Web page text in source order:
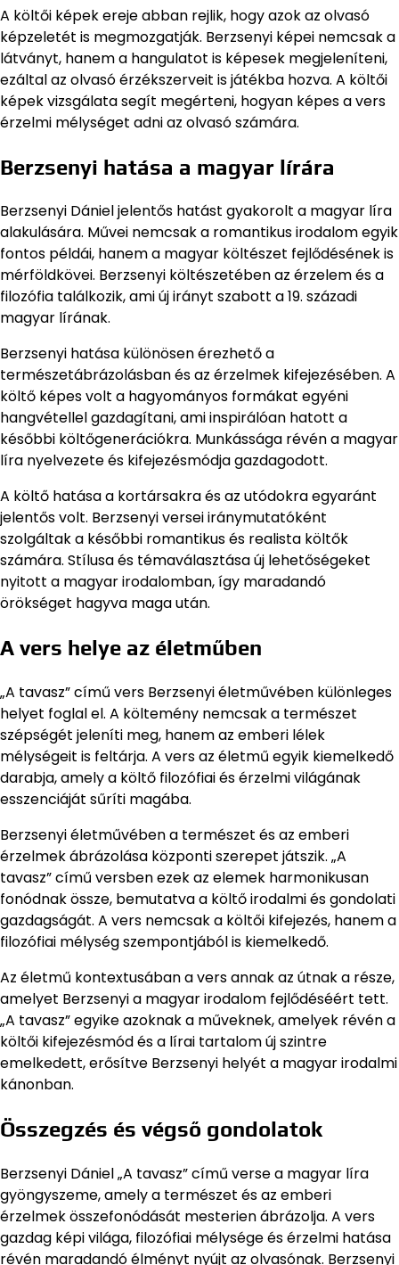
A költői képek ereje abban rejlik, hogy azok az olvasó
képzeletét is megmozgatják. Berzsenyi képei nemcsak a
látványt, hanem a hangulatot is képesek megjeleníteni,
ezáltal az olvasó érzékszerveit is játékba hozva. A költői
képek vizsgálata segít megérteni, hogyan képes a vers
érzelmi mélységet adni az olvasó számára.
Berzsenyi hatása a magyar lírára
Berzsenyi Dániel jelentős hatást gyakorolt a magyar líra
alakulására. Művei nemcsak a romantikus irodalom egyik
fontos példái, hanem a magyar költészet fejlődésének is
mérföldkövei. Berzsenyi költészetében az érzelem és a
filozófia találkozik, ami új irányt szabott a 19. századi
magyar lírának.
Berzsenyi hatása különösen érezhető a
természetábrázolásban és az érzelmek kifejezésében. A
költő képes volt a hagyományos formákat egyéni
hangvétellel gazdagítani, ami inspirálóan hatott a
későbbi költőgenerációkra. Munkássága révén a magyar
líra nyelvezete és kifejezésmódja gazdagodott.
A költő hatása a kortársakra és az utódokra egyaránt
jelentős volt. Berzsenyi versei iránymutatóként
szolgáltak a későbbi romantikus és realista költők
számára. Stílusa és témaválasztása új lehetőségeket
nyitott a magyar irodalomban, így maradandó
örökséget hagyva maga után.
A vers helye az életműben
„A tavasz” című vers Berzsenyi életművében különleges
helyet foglal el. A költemény nemcsak a természet
szépségét jeleníti meg, hanem az emberi lélek
mélységeit is feltárja. A vers az életmű egyik kiemelkedő
darabja, amely a költő filozófiai és érzelmi világának
esszenciáját sűríti magába.
Berzsenyi életművében a természet és az emberi
érzelmek ábrázolása központi szerepet játszik. „A
tavasz” című versben ezek az elemek harmonikusan
fonódnak össze, bemutatva a költő irodalmi és gondolati
gazdagságát. A vers nemcsak a költői kifejezés, hanem a
filozófiai mélység szempontjából is kiemelkedő.
Az életmű kontextusában a vers annak az útnak a része,
amelyet Berzsenyi a magyar irodalom fejlődéséért tett.
„A tavasz” egyike azoknak a műveknek, amelyek révén a
költői kifejezésmód és a lírai tartalom új szintre
emelkedett, erősítve Berzsenyi helyét a magyar irodalmi
kánonban.
Összegzés és végső gondolatok
Berzsenyi Dániel „A tavasz” című verse a magyar líra
gyöngyszeme, amely a természet és az emberi
érzelmek összefonódását mesterien ábrázolja. A vers
gazdag képi világa, filozófiai mélysége és érzelmi hatása
révén maradandó élményt nyújt az olvasónak. Berzsenyi